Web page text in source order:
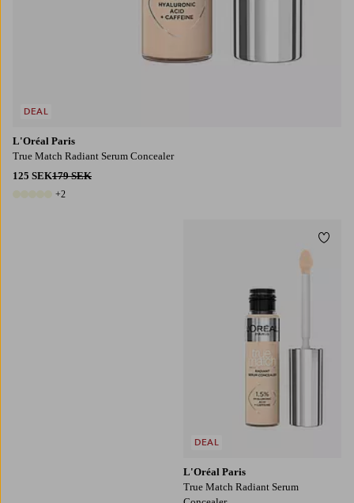
L'Oréal Paris
True Match Radiant Serum Concealer
125 SEK179 SEK
+2
DEAL
L'Oréal Paris
True Match Radiant Serum
DEAL